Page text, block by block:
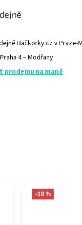
-10 %
Bačkorky.cz v Praze-
4 – Modřany
prodejnu na mapě